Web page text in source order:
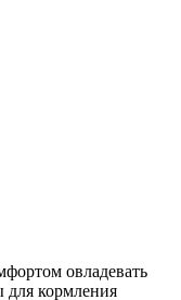
овладевать
кормления